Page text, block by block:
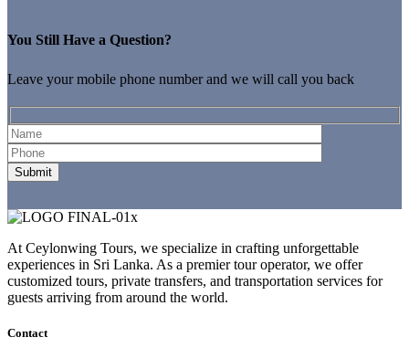
You Still Have a Question?
Leave your mobile phone number and we will call you back
At Ceylonwing Tours, we specialize in crafting unforgettable
experiences in Sri Lanka. As a premier tour operator, we offer
customized tours, private transfers, and transportation services for
guests arriving from around the world.
Contact